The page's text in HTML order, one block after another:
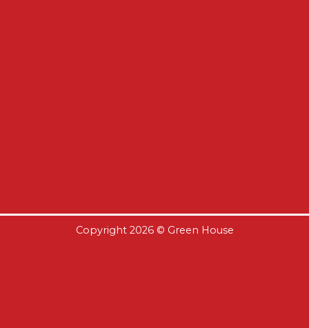
Copyright 2026 © Green House